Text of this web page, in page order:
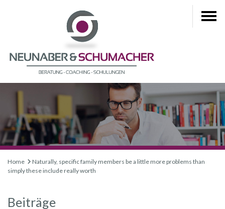
Home
Naturally, specific family members be a little more problems than
simply these include really worth
Beiträge